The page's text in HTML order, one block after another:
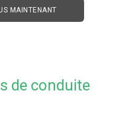
MAINTENANT
de conduiteavec